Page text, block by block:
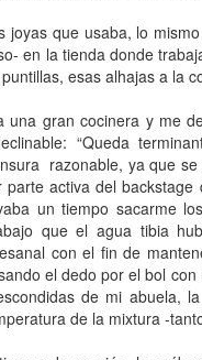
joyas que usaba, lo
en la tienda donde
esas alhajas a la
una gran cocinera y me
“Queda
razonable, ya que
parte activa del
un tiempo sacarme
que el agua tibia
con el fin de
el dedo por el bol con
de mi abuela,
de la mixtura -
JAN
13
Sus
entre el
persona,
en su
pensar en
muerte
Mi